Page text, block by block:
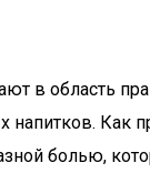
в область
Как
болью,